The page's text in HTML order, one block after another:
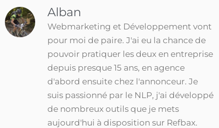
Alban
Webmarketing et Développement vont
pour moi de paire. J'ai eu la chance de
pouvoir pratiquer les deux en entreprise
depuis presque 15 ans, en agence
d'abord ensuite chez l'annonceur. Je
suis passionné par le NLP, j'ai développé
de nombreux outils que je mets
aujourd'hui à disposition sur Refbax.